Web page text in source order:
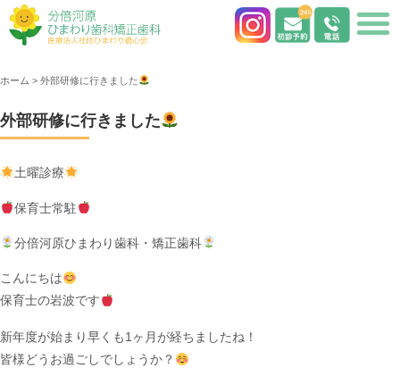
ホーム > 外部研修に行きました
外部研修に行きました
土曜診療
保育士常駐
分倍河原ひまわり歯科・矯正歯科
こんにちは
保育士の岩波です
新年度が始まり早くも1ヶ月が経ちましたね！
皆様どうお過ごしでしょうか？